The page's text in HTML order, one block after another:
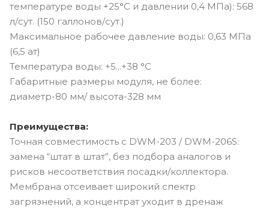
температуре воды +25°С и давлении 0,4 МПа): 568
л/сут. (150 галлонов/сут.)
Максимальное рабочее давление воды: 0,63 МПа
(6,5 ат)
Температура воды: +5...+38 °С
Габаритные размеры модуля, не более:
диаметр-80 мм/ высота-328 мм
Преимущества:
Точная совместимость с DWM-203 / DWM-206S:
замена “штат в штат”, без подбора аналогов и
рисков несоответствия посадки/коллектора.
Мембрана отсеивает широкий спектр
загрязнений, а концентрат уходит в дренаж